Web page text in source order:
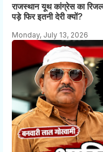
राजस्थान यूथ कांग्रेस का
पड़े फिर इतनी देरी क्यों?
Monday, July 13, 2026